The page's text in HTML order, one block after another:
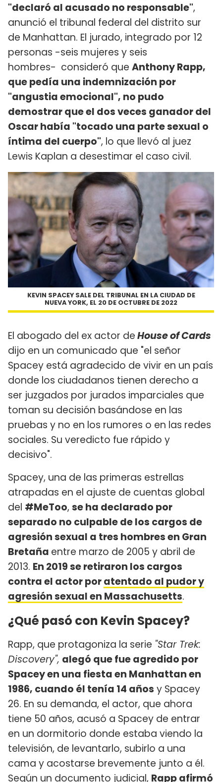
"declaró al acusado no responsable",
anunció el tribunal federal del distrito sur
de Manhattan. El jurado, integrado por 12
personas -seis mujeres y seis
hombres- consideró que Anthony Rapp,
que pedía una indemnización por
"angustia emocional", no pudo
demostrar que el dos veces ganador del
Oscar había "tocado una parte sexual o
íntima del cuerpo", lo que llevó al juez
Lewis Kaplan a desestimar el caso civil.
KEVIN SPACEY SALE DEL TRIBUNAL EN LA CIUDAD DE
NUEVA YORK, EL 20 DE OCTUBRE DE 2022
El abogado del ex actor deHouse of Cards
dijo en un comunicado que "el señor
Spacey está agradecido de vivir en un país
donde los ciudadanos tienen derecho a
ser juzgados por jurados imparciales que
toman su decisión basándose en las
pruebas y no en los rumores o en las redes
sociales. Su veredicto fue rápido y
decisivo".
Spacey, una de las primeras estrellas
atrapadas en el ajuste de cuentas global
del #MeToo, se ha declarado por
separado no culpable de los cargos de
agresión sexual a tres hombres en Gran
Bretaña entre marzo de 2005 y abril de
2013. En 2019 se retiraron los cargos
contra el actor poratentado al pudor y
agresión sexual en Massachusetts.
¿Qué pasó con Kevin Spacey?
Rapp, que protagoniza la serie "Star Trek:
Discovery", alegó que fue agredido por
Spacey en una fiesta en Manhattan en
1986, cuando él tenía 14 años y Spacey
26. En su demanda, el actor, que ahora
tiene 50 años, acusó a Spacey de entrar
en un dormitorio donde estaba viendo la
televisión, de levantarlo, subirlo a una
cama y acostarse brevemente junto a él.
Según un documento judicial, Rapp afirmó